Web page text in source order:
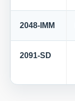
2048-IMM
2091-SD